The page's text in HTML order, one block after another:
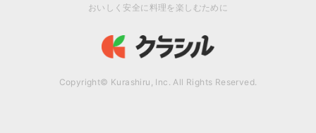
おいしく安全に料理を楽しむために
Copyright© Kurashiru, Inc. All Rights Reserved.